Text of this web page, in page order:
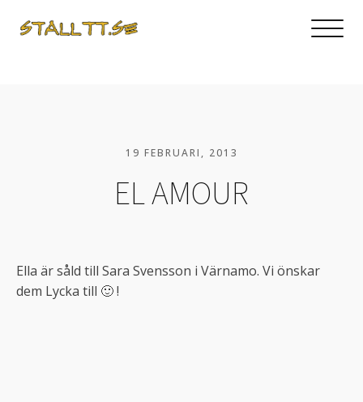
19 FEBRUARI, 2013
EL AMOUR
Ella är såld till Sara Svensson i Värnamo. Vi önskar
dem Lycka till 🙂 !